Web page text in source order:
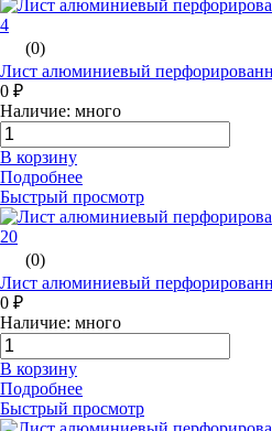
(0)
Лист алюминиевый
0 ₽
Наличие: много
В корзину
Подробнее
Быстрый просмотр
(0)
Лист алюминиевый
0 ₽
Наличие: много
В корзину
Подробнее
Быстрый просмотр